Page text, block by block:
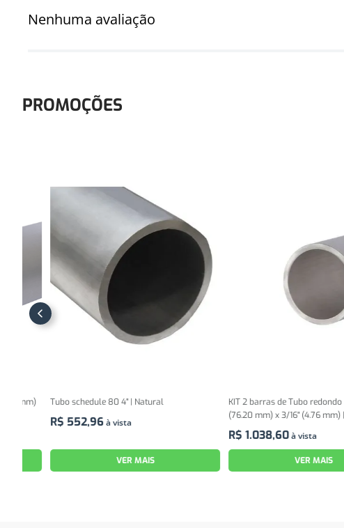
Nenhuma avaliação
PROMOÇÕES
Tubo schedule 80 4" | Natural
552 96à vista
VER MAIS
KIT 2 barras de Tubo redondo de
(76.20 mm) x 3/16" (4.76 mm) | 3M
038,60à vista
VER MAIS